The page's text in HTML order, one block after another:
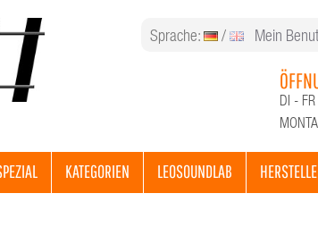
Sprache: / Mein
DI -
KATEGORIEN LEOSOUNDLAB